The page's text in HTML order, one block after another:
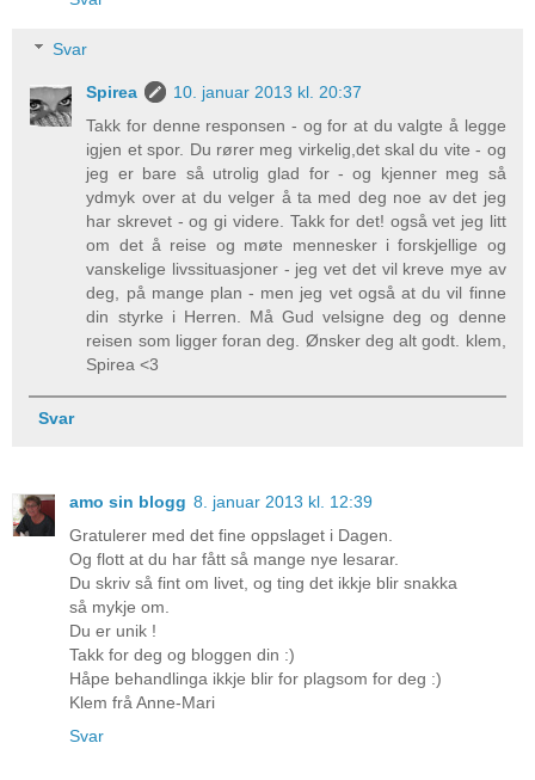
Svar
Spirea
10. januar 2013 kl. 20:37
Takk for denne responsen - og for at du valgte å legge
igjen et spor. Du rører meg virkelig,det skal du vite - og
jeg er bare så utrolig glad for - og kjenner meg så
ydmyk over at du velger å ta med deg noe av det jeg
har skrevet - og gi videre. Takk for det! også vet jeg litt
om det å reise og møte mennesker i forskjellige og
vanskelige livssituasjoner - jeg vet det vil kreve mye av
deg, på mange plan - men jeg vet også at du vil finne
din styrke i Herren. Må Gud velsigne deg og denne
reisen som ligger foran deg. Ønsker deg alt godt. klem,
Spirea <3
Svar
amo sin blogg 8. januar 2013 kl. 12:39
Gratulerer med det fine oppslaget i Dagen.
Og flott at du har fått så mange nye lesarar.
Du skriv så fint om livet, og ting det ikkje blir snakka
så mykje om.
Du er unik !
Takk for deg og bloggen din :)
Håpe behandlinga ikkje blir for plagsom for deg :)
Klem frå Anne-Mari
Svar